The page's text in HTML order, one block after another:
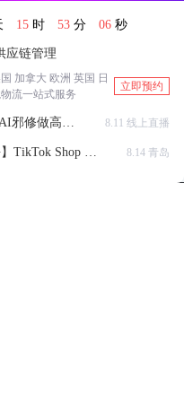
15 时 53 分 05 秒
应链管理
加拿大 欧洲 英国 日
流一站式服务
立即预约
邪修做高点
8.11 线上直播
TikTok Shop 全
8.14 青岛